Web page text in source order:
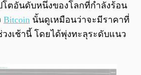
โตอันดับหนึ่งของโลกที่กำลังร้อน
Bitcoin นั้นดูเหมือนว่าจะมีราคาที่
งเช้านี้ โดยได้พุ่งทะลุระดับแนว